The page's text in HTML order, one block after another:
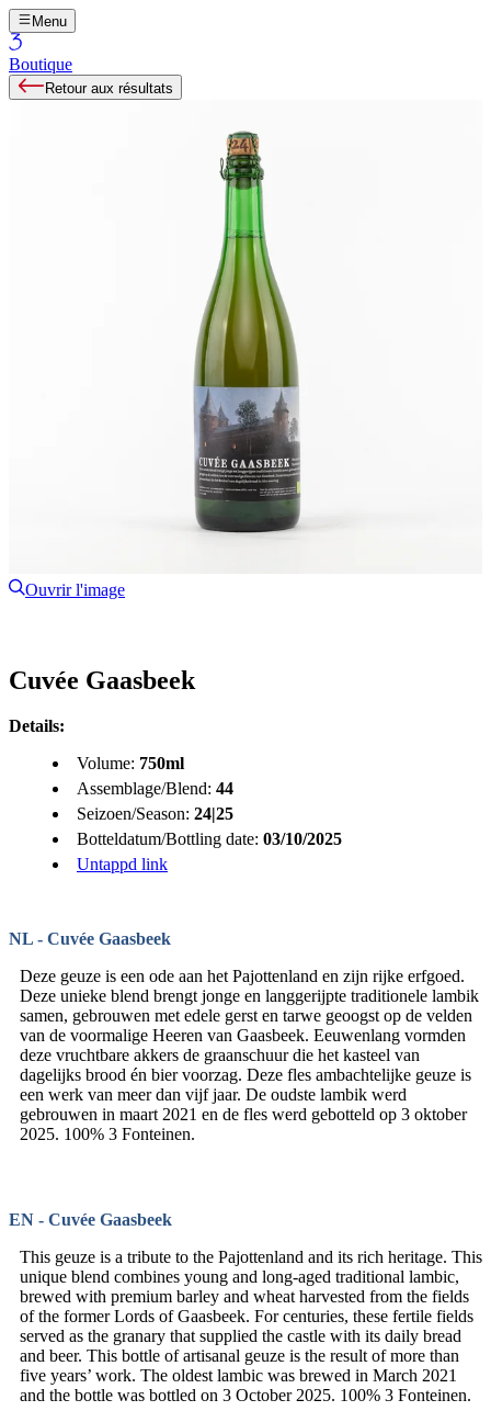
Menu
Boutique
Retour aux résultats
Ouvrir l'image
Cuvée Gaasbeek
Details:
Volume: 750ml
Assemblage/Blend: 44
Seizoen/Season: 24|25
Botteldatum/Bottling date: 03/10/2025
Untappd link
NL - Cuvée Gaasbeek
Deze geuze is een ode aan het Pajottenland en zijn rijke erfgoed.
Deze unieke blend brengt jonge en langgerijpte traditionele lambik
samen, gebrouwen met edele gerst en tarwe geoogst op de velden
van de voormalige Heeren van Gaasbeek. Eeuwenlang vormden
deze vruchtbare akkers de graanschuur die het kasteel van
dagelijks brood én bier voorzag. Deze fles ambachtelijke geuze is
een werk van meer dan vijf jaar. De oudste lambik werd
gebrouwen in maart 2021 en de fles werd gebotteld op 3 oktober
2025. 100% 3 Fonteinen.
EN - Cuvée Gaasbeek
This geuze is a tribute to the Pajottenland and its rich heritage. This
unique blend combines young and long-aged traditional lambic,
brewed with premium barley and wheat harvested from the fields
of the former Lords of Gaasbeek. For centuries, these fertile fields
served as the granary that supplied the castle with its daily bread
and beer. This bottle of artisanal geuze is the result of more than
five years’ work. The oldest lambic was brewed in March 2021
and the bottle was bottled on 3 October 2025. 100% 3 Fonteinen.